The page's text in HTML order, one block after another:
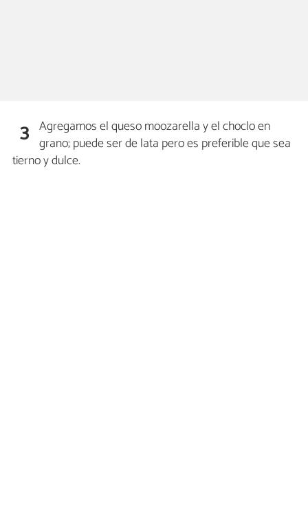
3 Agregamos el queso moozarella y el choclo en
grano; puede ser de lata pero es preferible que sea
tierno y dulce.